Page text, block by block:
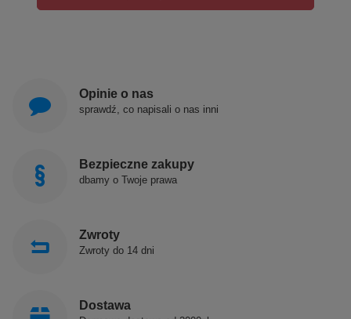
Opinie o nas
sprawdź, co napisali o nas inni
Bezpieczne zakupy
dbamy o Twoje prawa
Zwroty
Zwroty do 14 dni
Dostawa